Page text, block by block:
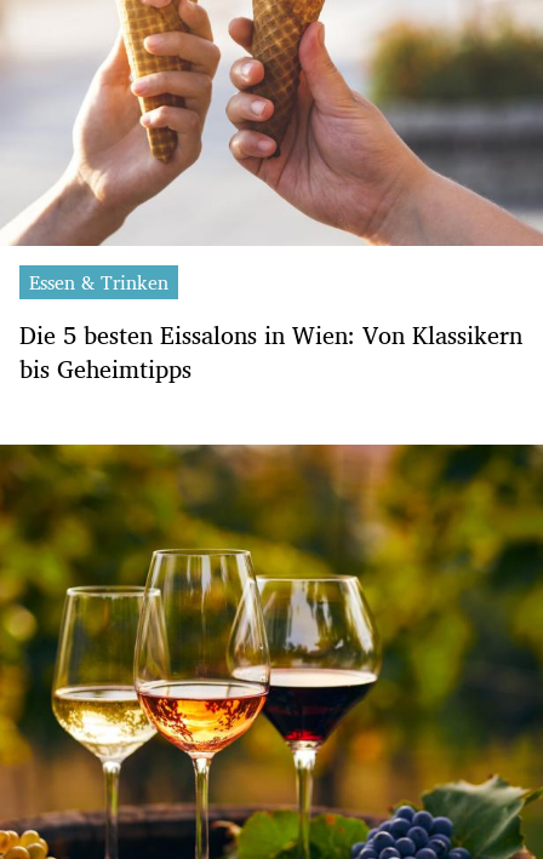
Essen & Trinken
Die 5 besten Eissalons in Wien: Von Klassikern
bis Geheimtipps